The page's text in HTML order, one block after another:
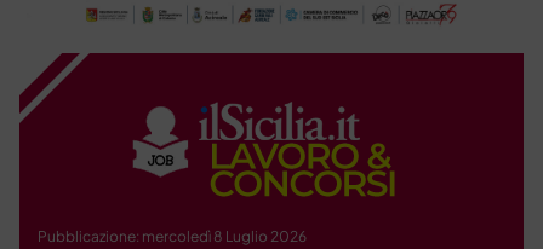
Pubblicazione: mercoledì 8 Luglio 2026